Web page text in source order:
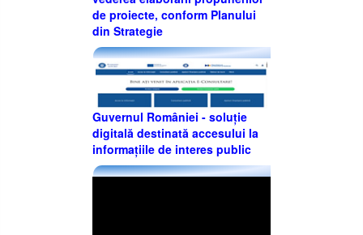
de proiecte, conform Planului
din Strategie
Guvernul României - soluție
digitală destinată accesului la
informațiile de interes public